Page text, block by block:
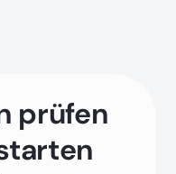
prüfen